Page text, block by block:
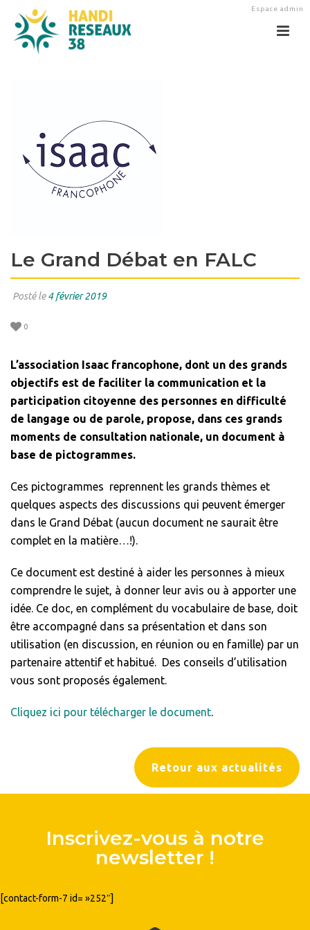
Espace admin
Le Grand Débat en FALC
Posté le4 février 2019
0
Retour aux actualités
L’association Isaac francophone, dont un des grands
objectifs est de faciliter la communication et la
participation citoyenne des personnes en difficulté
de langage ou de parole, propose, dans ces grands
moments de consultation nationale, un document à
base de pictogrammes.
Ces pictogrammes reprennent les grands thèmes et
quelques aspects des discussions qui peuvent émerger
dans le Grand Débat (aucun document ne saurait être
complet en la matière…!).
Ce document est destiné à aider les personnes à mieux
comprendre le sujet, à donner leur avis ou à apporter une
idée. Ce doc, en complément du vocabulaire de base, doit
être accompagné dans sa présentation et dans son
utilisation (en discussion, en réunion ou en famille) par un
partenaire attentif et habitué. Des conseils d’utilisation
vous sont proposés également.
Cliquez ici pour télécharger le document.
Inscrivez-vous à notre
newsletter !
[contact-form-7 id= »252″]